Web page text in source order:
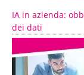
IA in azienda:
dei dati